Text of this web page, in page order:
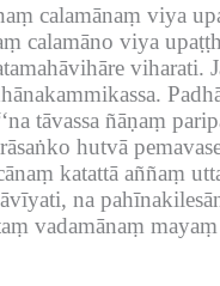
calamānaṃ viya
calamāno viya
viharati.
tāvassa ñāṇaṃ
hutvā
katattā aññaṃ
na
vadamānaṃ